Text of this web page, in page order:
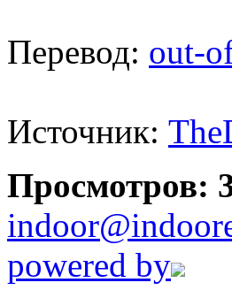
Перевод: out-
Источник:
Просмотров:
powered by